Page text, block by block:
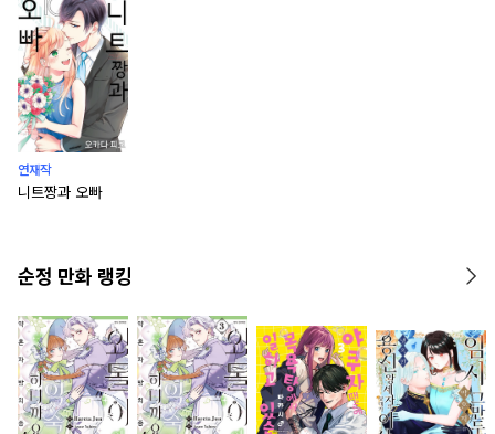
연재작
니트짱과 오빠
순정 만화 랭킹